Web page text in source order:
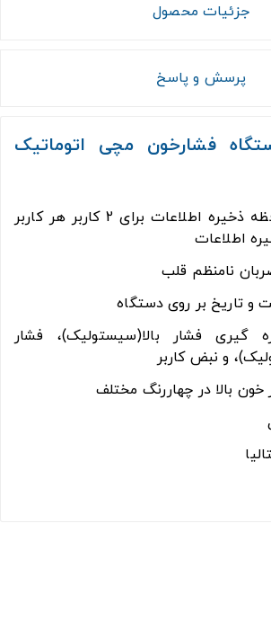
جزئیات محصول
پرسش و پاسخ
فشارخون مچی اتوماتیک
دارای 100 حافظه ذخیره اطلاعات برای 2 کاربر هر کاربر
نامنظم قلب
و تاریخ بر روی دستگاه
گیری فشار بالا(سیستولیک)، فشار
و نبض کاربر
خون بالا در چهاررنگ مختلف